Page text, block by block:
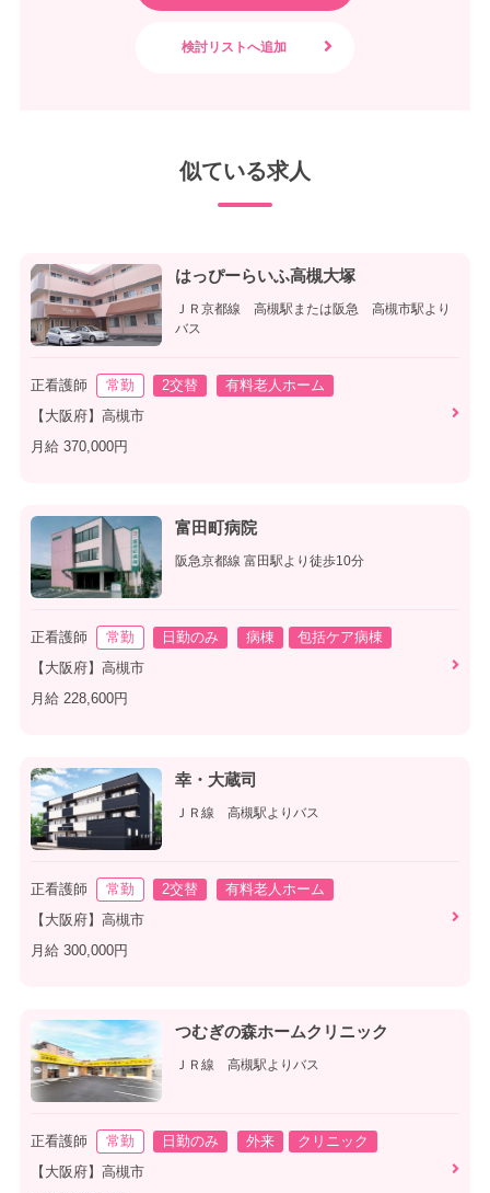
似ている求人
はっぴーらいふ高槻大塚
ＪＲ京都線 高槻駅または阪急 高槻市駅より
バス
正看護師 常勤 2交替
有料老人ホーム
【大阪府】高槻市
月給 370,000円
富田町病院
阪急京都線 富田駅より徒歩10分
正看護師 常勤 日勤のみ 病棟
包括ケア病棟
【大阪府】高槻市
月給 228,600円
幸・大蔵司
ＪＲ線 高槻駅よりバス
正看護師 常勤 2交替
有料老人ホーム
【大阪府】高槻市
月給 300,000円
つむぎの森ホームクリニック
ＪＲ線 高槻駅よりバス
正看護師 常勤 日勤のみ 外来
クリニック
【大阪府】高槻市